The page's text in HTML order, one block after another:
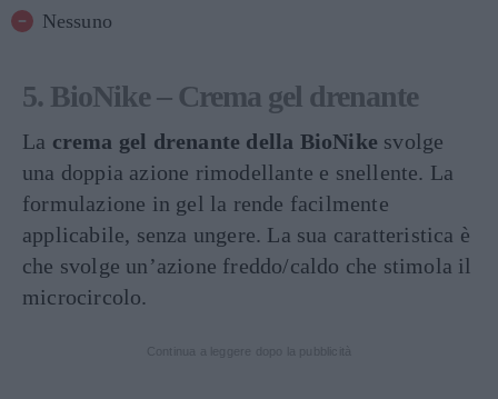
Nessuno
5. BioNike – Crema gel drenante
La crema gel drenante della BioNike svolge
una doppia azione rimodellante e snellente. La
formulazione in gel la rende facilmente
applicabile, senza ungere. La sua caratteristica è
che svolge un’azione freddo/caldo che stimola il
microcircolo.